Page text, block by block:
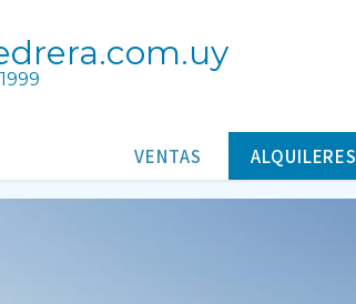
VENTAS ALQUILERES
de Arachania-